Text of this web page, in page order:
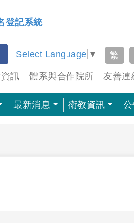
登記系統
Select Language ▼ 繁
訊 體系與合作院所 友善連
最新消息 衛教資訊 公